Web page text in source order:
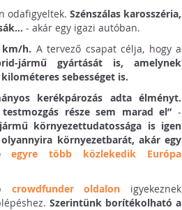
odafigyeltek. Szénszálas karosszéria,
- akár egy igazi autóban.
km/h. A tervező csapat célja, hogy a
jármű gyártását is, amelynek
sebességet is.
kerékpározás adta élményt.
része sem marad el” -
környezettudatossága is igen
környezetbarát, akár egy
egyre több közlekedik Európa
crowdfunder oldalon igyekeznek
Szerintünk borítékolható a